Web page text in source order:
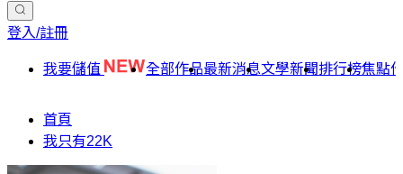
登入/註冊
我要儲值 全部作品最新消息文學新聞排行榜焦點
首頁
我只有22K